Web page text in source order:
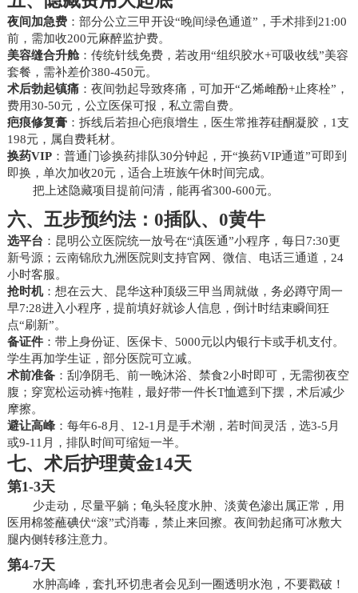
夜间加急费：部分公立三甲开设“晚间绿色通道”，手术排到21:00
前，需加收200元麻醉监护费。
美容缝合升舱：传统针线免费，若改用“组织胶水+可吸收线”美容
套餐，需补差价380-450元。
术后勃起镇痛：夜间勃起导致疼痛，可加开“乙烯雌酚+止疼栓”，
费用30-50元，公立医保可报，私立需自费。
疤痕修复膏：拆线后若担心疤痕增生，医生常推荐硅酮凝胶，1支
198元，属自费耗材。
换药VIP：普通门诊换药排队30分钟起，开“换药VIP通道”可即到
即换，单次加收20元，适合上班族午休时间完成。
把上述隐藏项目提前问清，能再省300-600元。
六、五步预约法：0插队、0黄牛
选平台 ：昆明公立医院统一放号在“滇医通”小程序，每日7:30更
新号源；云南锦欣九洲医院则支持官网、微信、电话三通道，24
小时客服。
抢时机：想在云大、昆华这种顶级三甲当周就做，务必蹲守周一
早7:28进入小程序，提前填好就诊人信息，倒计时结束瞬间狂
点“刷新”。
备证件：带上身份证、医保卡、5000元以内银行卡或手机支付。
学生再加学生证，部分医院可立减。
术前准备：刮净阴毛、前一晚沐浴、禁食2小时即可，无需彻夜空
腹；穿宽松运动裤+拖鞋，最好带一件长T恤遮到下摆，术后减少
摩擦。
避让高峰：每年6-8月、12-1月是手术潮，若时间灵活，选3-5月
或9-11月，排队时间可缩短一半。
七、术后护理黄金14天
第1-3天
少走动，尽量平躺；龟头轻度水肿、淡黄色渗出属正常，用
医用棉签蘸碘伏“滚”式消毒，禁止来回擦。夜间勃起痛可冰敷大
腿内侧转移注意力。
第4-7天
水肿高峰，套扎环切患者会见到一圈透明水泡，不要戳破！